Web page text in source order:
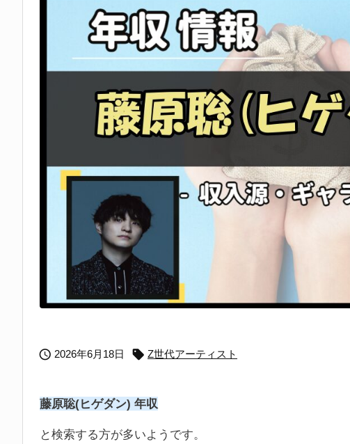
 2026年6月18日  Z世代アーティスト
藤原聡(ヒゲダン) 年収
と検索する方が多いようです。